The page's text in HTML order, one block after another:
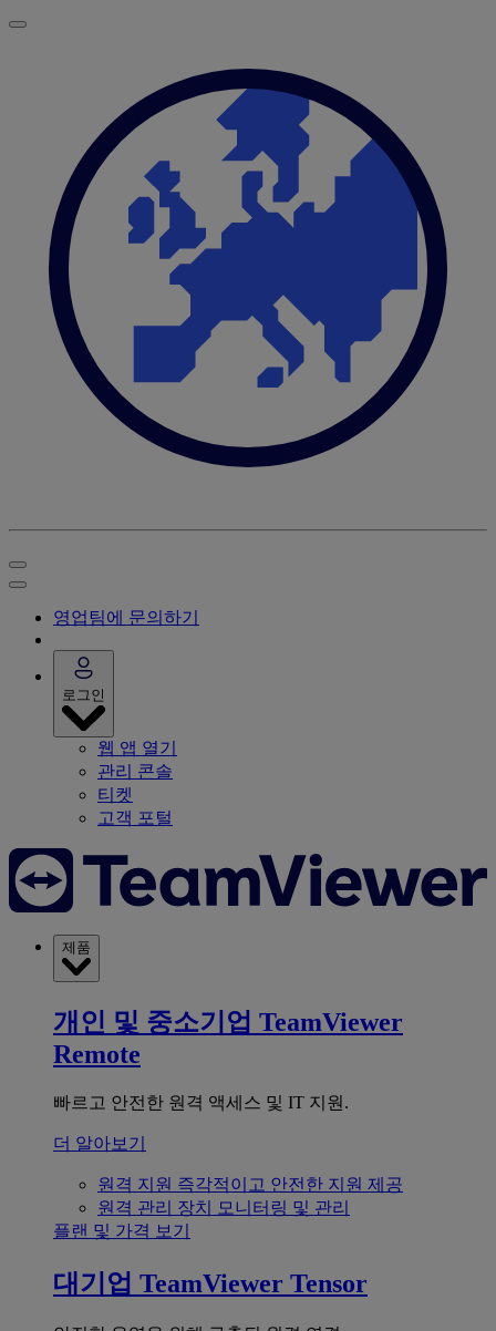
영업팀에 문의하기
로그인
웹 앱 열기
관리 콘솔
티켓
고객 포털
제품
개인 및 중소기업 TeamViewer
Remote
빠르고 안전한 원격 액세스 및 IT 지원.
더 알아보기
원격 지원 즉각적이고 안전한 지원 제공
원격 관리 장치 모니터링 및 관리
플랜 및 가격 보기
대기업 TeamViewer Tensor